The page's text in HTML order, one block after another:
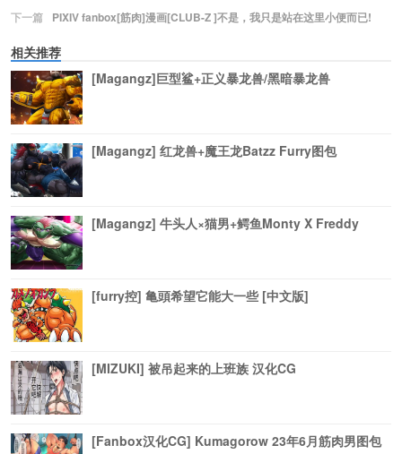
下一篇
PIXIV fanbox[筋肉]漫画[CLUB-Z ]不是，我只是站在这里小便而已!
相关推荐
[Magangz]巨型鲨+正义暴龙兽/黑暗暴龙兽
[Magangz] 红龙兽+魔王龙Batzz Furry图包
[Magangz] 牛头人×猫男+鳄鱼Monty X Freddy
[furry控] 亀頭希望它能大一些 [中文版]
[MIZUKI] 被吊起来的上班族 汉化CG
[Fanbox汉化CG] Kumagorow 23年6月筋肉男图包